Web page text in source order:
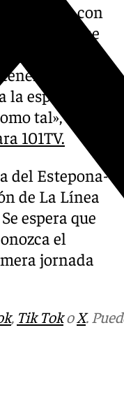
siempre con
pisar ese
jugar en el
un
espera, un
tal», decía
101TV.
del Estepona-
de La Línea
espera que
el
jornada
, Tik TokoX.